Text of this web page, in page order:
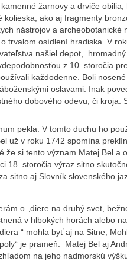
žarnovy a drviče obilia,
ako aj fragmenty
nástrojov a archeobotanické
trvalom osídlení hradiska. V
našiel depot,
z 10. storočia
každodenne. Boli
oslavami. Inak
dobového odevu, či kroja.
pekla. V tomto duchu ho
už v roku 1742 spomína
že si tento význam Matej Bel a
18. storočia výraz sitno
sitno aj Slovník slovenského
o „diere na druhý svet,
v hlbokých horách alebo
“ mohla byť aj na Sitne,
je prameň. Matej Bel aj
na jeho nadmorskú